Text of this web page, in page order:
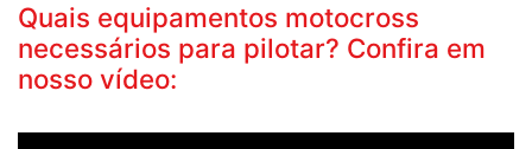
Quais equipamentos motocross
necessários para pilotar? Confira em
nosso vídeo: